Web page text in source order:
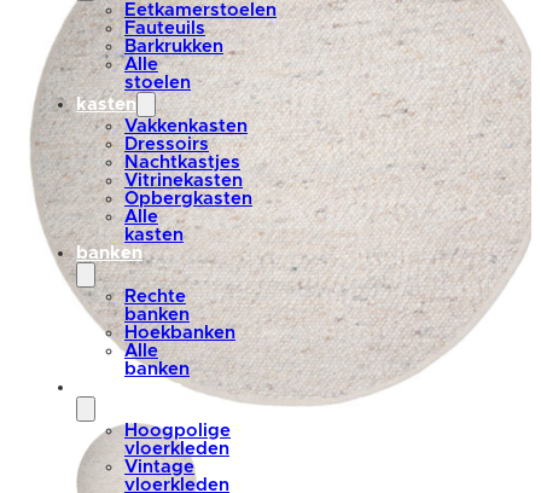
Eetkamerstoelen
Fauteuils
Barkrukken
Alle
stoelen
kasten
Vakkenkasten
Dressoirs
Nachtkastjes
Vitrinekasten
Opbergkasten
Alle
kasten
banken
Rechte
banken
Hoekbanken
Alle
banken
vloerkleden
Hoogpolige
vloerkleden
Vintage
vloerkleden